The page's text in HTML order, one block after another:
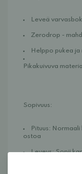
Leveä
Zerodrop -
Helppo pukea
Pikakuivuva
Sopivuus:
Pituus:
ostoa
Leveys: Sopii